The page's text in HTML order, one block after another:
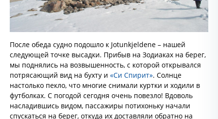
После обеда судно подошло к Jotunkjeldene – нашей
следующей точке высадки. Прибыв на Зодиаках на берег,
мы поднялись на возвышенность, с которой открывался
потрясающий вид на бухту и «Си Спирит». Солнце
настолько пекло, что многие снимали куртки и ходили в
футболках. С погодой сегодня очень повезло! Вдоволь
насладившись видом, пассажиры потихоньку начали
спускаться на берег, откуда их доставляли обратно на